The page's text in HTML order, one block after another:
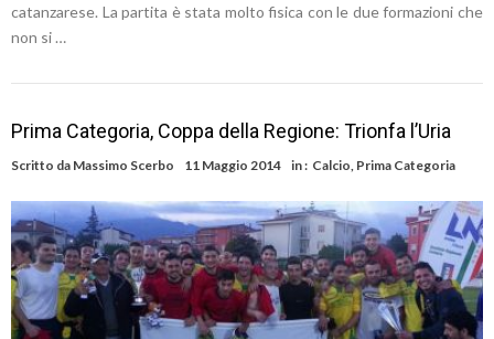
catanzarese. La partita è stata molto fisica con le due formazioni che
non si …
Prima Categoria, Coppa della Regione: Trionfa l’Uria
Scritto da Massimo Scerbo 11 Maggio 2014 in : Calcio, Prima Categoria